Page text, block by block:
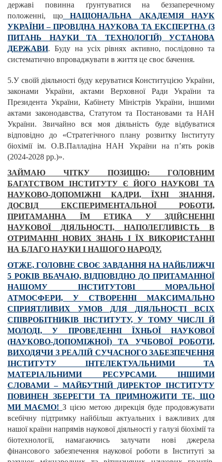
державі повинна ґрунтуватися на беззаперечному
положенні, щоНАЦІОНАЛЬНА АКАДЕМІЯ НАУК
УКРАЇНИ – ПРОВІДНА НАУКОВА ТА ЕКСПЕРТНА (З
ПИТАНЬ НАУКИ ТА ТЕХНОЛОГІЙ) УСТАНОВА
ДЕРЖАВИ. Буду на усіх рівнях активно, послідовно та
систематично впроваджувати в життя це своє бачення.
5.У своїй діяльності буду керуватися Конституцією України,
законами України, актами Верховної Ради України та
Президента України, Кабінету Міністрів України, іншими
актами законодавства, Статутом та Постановами та НАН
України. Звичайно вся моя діяльність буде відбуватися
відповідно до «Стратегічного плану розвитку Інституту
біохімії ім. О.В.Палладіна НАН України на п’ять років
(2024-2028 рр.)».
ЗАЙМАЮ ЧІТКУ ПОЗИЦІЮ: ГОЛОВНИМ
БАГАТСТВОМ ІНСТИТУТУ Є ЙОГО НАУКОВІ ТА
НАУКОВО-ДОПОМІЖНІ КАДРИ, ЇХНІ ЗНАННЯ,
ДОСВІД ЕКСПЕРИМЕНТАЛЬНОЇ РОБОТИ,
ПРИТАМАННА ЇМ ЕТИКА У ЗДІЙСНЕННІ
НАУКОВОЇ ДІЯЛЬНОСТІ, НАПОЛЕГЛИВІСТЬ В
ОТРИМАННІ НОВИХ ЗНАНЬ І ЇХ ВИКОРИСТАННІ
НА БЛАГО НАУКИ І НАШОГО НАРОДУ.
ОТЖЕ, ГОЛОВНЕ СВОЄ ЗАВДАННЯ НА НАЙБЛИЖЧІ
5 РОКІВ ВБАЧАЮ, ВІДПОВІДНО ДО ПРИТАМАННОЇ
НАШОМУ ІНСТИТУТОВІ МОРАЛЬНОЇ
АТМОСФЕРИ, У СТВОРЕННІ МАКСИМАЛЬНО
СПРИЯТЛИВИХ УМОВ ДЛЯ ДІЯЛЬНОСТІ ВСІХ
СПІВРОБІТНИКІВ ІНСТИТУТУ, У ТОМУ ЧИСЛІ Й
МОЛОДІ, У ПРОВЕДЕННІ ЇХНЬОЇ НАУКОВОЇ
(НАУКОВО-ДОПОМІЖНОЇ) ТА УЧБОВОЇ РОБОТИ,
ВИХОДЯЧИ З РЕАЛІЙ СУЧАСНОГО ЗАБЕЗПЕЧЕННЯ
ІНСТИТУТУ ІНТЕЛЕКТУАЛЬНИМИ ТА
МАТЕРІАЛЬНИМИ РЕСУРСАМИ. ІНШИМИ
СЛОВАМИ – МАЙБУТНІЙ ДИРЕКТОР ІНСТИТУТУ
ПОВИНЕН ЗБЕРЕГТИ ТА ПРИМНОЖИТИ ТЕ, ЩО
МИ МАЄМО! З цією метою дирекція буде продовжувати
всебічну підтримку найбільш актуальних і важливих для
нашої країни напрямів наукової діяльності у галузі біохімії та
біотехнології, намагаючись залучати нові джерела
фінансового забезпечення наукової роботи в Інституті за